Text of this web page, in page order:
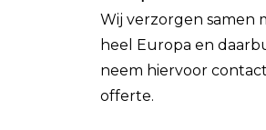
Wij verzorgen samen
heel Europa en
neem hiervoor
offerte.